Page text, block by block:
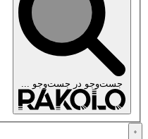
جست‌وجو در جست‌وجو ...